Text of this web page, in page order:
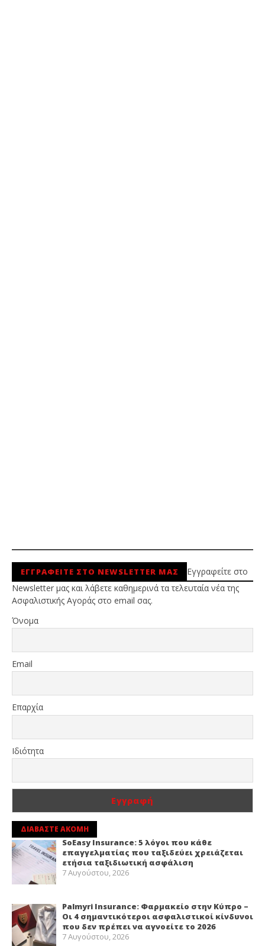
ΕΓΓΡΑΦΕΙΤΕ ΣΤΟ NEWSLETTER ΜΑΣ
Εγγραφείτε στο
Newsletter μας και λάβετε καθημερινά τα τελευταία νέα της
Ασφαλιστικής Αγοράς στο email σας.
Όνομα
Email
Επαρχία
Ιδιότητα
ΔΙΑΒΑΣΤΕ ΑΚΟΜΗ
SoEasy Insurance: 5 λόγοι που κάθε
επαγγελματίας που ταξιδεύει χρειάζεται
ετήσια ταξιδιωτική ασφάλιση
7 Αυγούστου, 2026
Palmyri Insurance: Φαρμακείο στην Κύπρο –
Οι 4 σημαντικότεροι ασφαλιστικοί κίνδυνοι
που δεν πρέπει να αγνοείτε το 2026
7 Αυγούστου, 2026